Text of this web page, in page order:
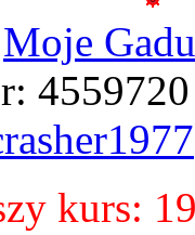
Moje
4559720
kurs: